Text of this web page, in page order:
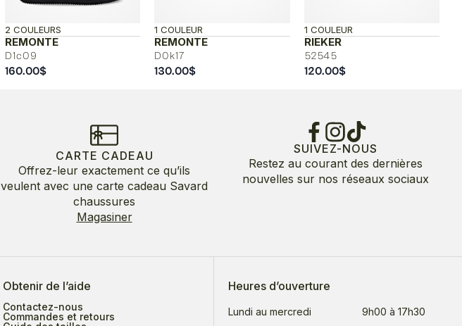
REMONTE
D1c09
2 COULEURS
160.00$
REMONTE
D0k17
1 COULEUR
130.00$
RIEKER
52545
1 COULEUR
120.00$
CARTE CADEAU
Offrez-leur exactement ce qu’ils
veulent avec une carte cadeau Savard
chaussures
Magasiner
SUIVEZ-NOUS
Restez au courant des dernières
nouvelles sur nos réseaux sociaux
Obtenir de l’aide
Contactez-nous
Commandes et retours
Heures d’ouverture
Lundi au mercredi
9h00 à 17h30